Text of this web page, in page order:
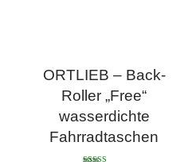
ORTLIEB – Back-
Roller „Free“
wasserdichte
Fahrradtaschen